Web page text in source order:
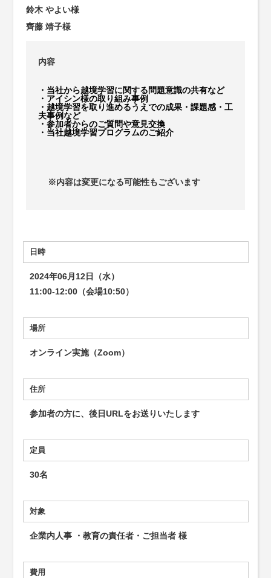
鈴木 やよい様
齊藤 靖子様
内容
・当社から越境学習に関する問題意識の共有など
・アイシン様の取り組み事例
・越境学習を取り進めるうえでの成果・課題感・工
夫事例など
・参加者からのご質問や意見交換
・当社越境学習プログラムのご紹介
※内容は変更になる可能性もございます
日時
2024年06月12日（水）
11:00-12:00（会場10:50）
場所
オンライン実施（Zoom）
住所
参加者の方に、後日URLをお送りいたします
定員
30名
対象
企業内人事 ・教育の責任者・ご担当者 様
費用